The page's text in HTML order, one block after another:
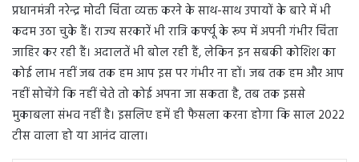
प्रधानमंत्री नरेन्द्र मोदी चिंता व्यक्त करने के साथ-साथ उपायों के बारे में भी
कदम उठा चुके हैं। राज्य सरकारें भी रात्रि कर्फ्यू के रूप में अपनी गंभीर चिंता
जाहिर कर रही हैं। अदालतें भी बोल रही हैं, लेकिन इन सबकी कोशिश का
कोई लाभ नहीं जब तक हम आप इस पर गंभीर ना हों। जब तक हम और आप
नहीं सोचेंगे कि नहीं चेते तो कोई अपना जा सकता है, तब तक इससे
मुकाबला संभव नहीं है। इसलिए हमें ही फैसला करना होगा कि साल 2022
टीस वाला हो या आनंद वाला।